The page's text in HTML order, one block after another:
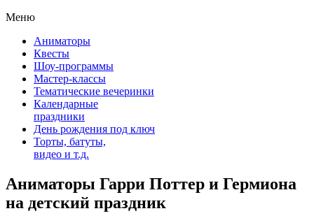
Меню
Аниматоры
Квесты
Шоу-программы
Мастер-классы
Тематические вечеринки
Календарные
праздники
День рождения под ключ
Торты, батуты,
видео и т.д.
Аниматоры Гарри Поттер и Гермиона
на детский праздник